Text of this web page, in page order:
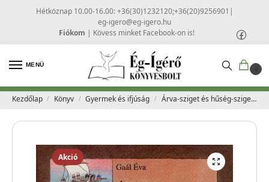
Hétköznap 10.00-16.00: +36(30)1232120;+36(20)9256901 |
eg-igero@eg-igero.hu
Fiókom | Kövess minket Facebook-on is!
MENÜ
0
Kezdőlap / Könyv / Gyermek és ifjúság / Árva-sziget és hűség-sziget – Gaál Éva
Akció